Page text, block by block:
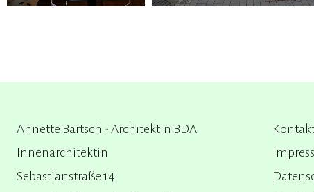
Annette Bartsch - Architektin BDA
Innenarchitektin
Sebastianstraße 14